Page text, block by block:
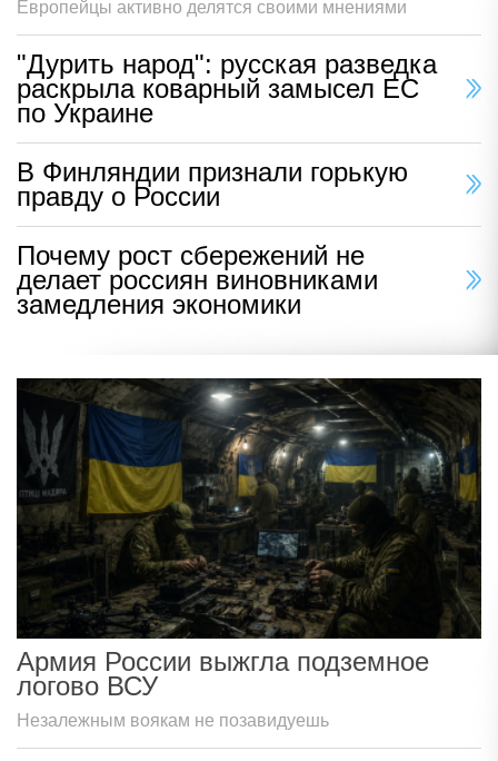
Европейцы активно делятся своими мнениями
"Дурить народ": русская разведка
раскрыла коварный замысел ЕС
по Украине
В Финляндии признали горькую
правду о России
Почему рост сбережений не
делает россиян виновниками
замедления экономики
Армия России выжгла подземное
логово ВСУ
Незалежным воякам не позавидуешь